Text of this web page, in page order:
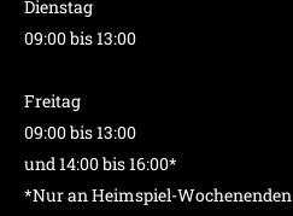
Dienstag
09:00 bis 13:00
Freitag
09:00 bis 13:00
und 14:00 bis 16:00*
*Nur an Heimspiel-Wochenenden